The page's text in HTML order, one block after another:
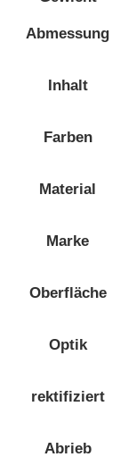
Abmessung
Inhalt
Farben
Material
Marke
Oberfläche
Optik
rektifiziert
Abrieb